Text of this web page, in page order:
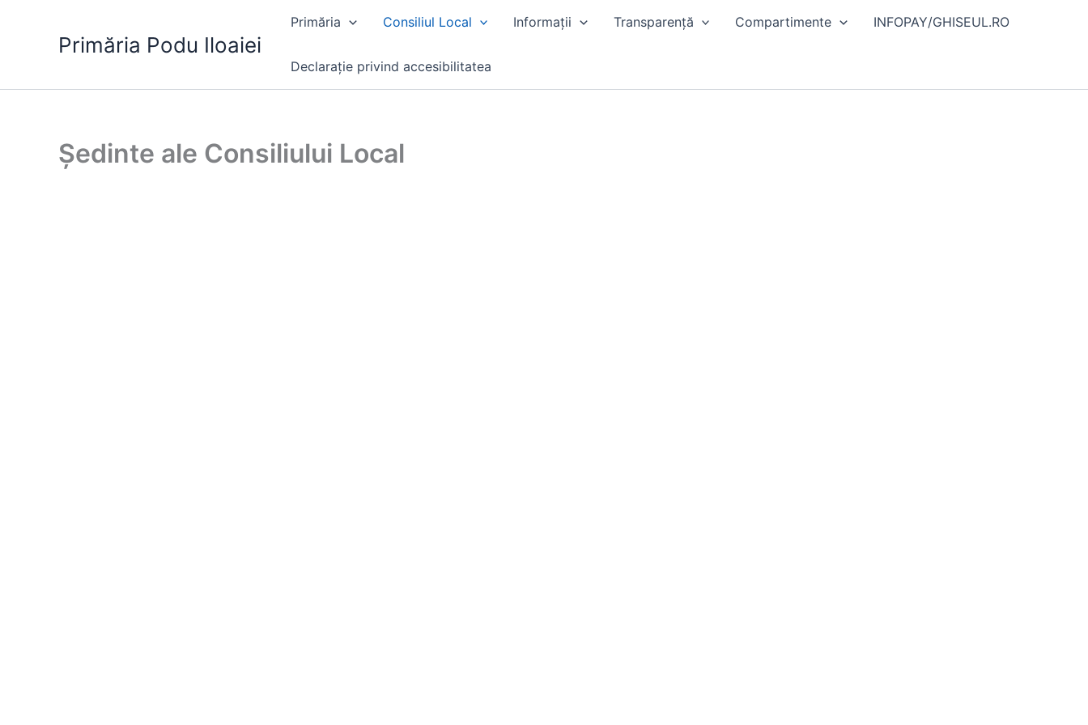
Primăria Podu Iloaiei
Primăria Consiliul Local Informații Transparență Compartimente INFOPAY/GHISEUL.RO
Declarație privind accesibilitatea
Ședinte ale Consiliului Local